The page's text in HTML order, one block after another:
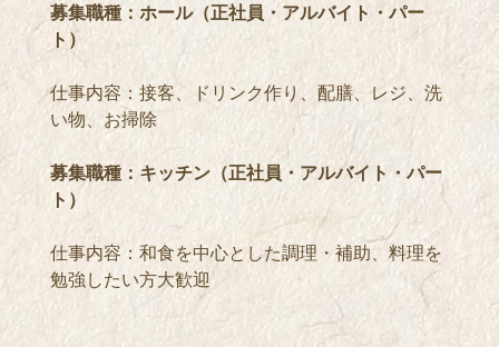
募集職種：ホール（正社員・アルバイト・パー
ト）
仕事内容：接客、ドリンク作り、配膳、レジ、洗
い物、お掃除
募集職種：キッチン（正社員・アルバイト・パー
ト）
仕事内容：和食を中心とした調理・補助、料理を
勉強したい方大歓迎